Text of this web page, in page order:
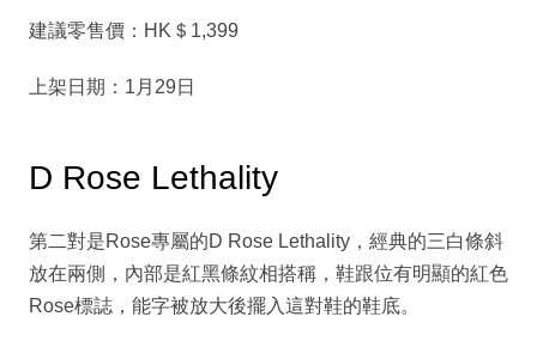
建議零售價：HK＄1,399
上架日期：1月29日
D Rose Lethality
第二對是Rose專屬的D Rose Lethality，經典的三白條斜
放在兩側，內部是紅黑條紋相搭稱，鞋跟位有明顯的紅色
Rose標誌，能字被放大後擺入這對鞋的鞋底。